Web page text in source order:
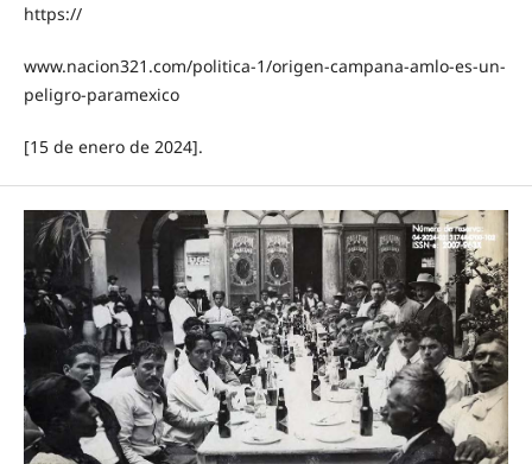
https://
www.nacion321.com/politica-1/origen-campana-amlo-es-un-
peligro-paramexico
[15 de enero de 2024].